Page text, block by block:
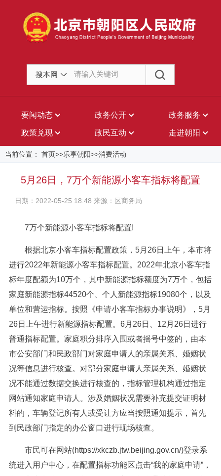
搜本网
要闻动态 政务公开 政务服务
政策兑现 政民互动 走进朝阳
当前位置： 首页>>乐享朝阳>>消费活动
5月26日，7万个新能源小客车指标将配置
日期：2022-05-25 18:48 来源：区商务局
7万个新能源小客车指标将配置!
根据北京小客车指标配置政策，5月26日上午，本市将
进行2022年新能源小客车指标配置。2022年北京小客车指
标年度配额为10万个，其中新能源指标额度为7万个，包括
家庭新能源指标44520个、个人新能源指标19080个，以及
单位和营运指标。按照《申请小客车指标办事说明》，5月
26日上午进行新能源指标配置。6月26日、12月26日进行
普通指标配置。家庭积分排序入围或者摇号中签的，由本
市公安部门和民政部门对家庭申请人的亲属关系、婚姻状
况等信息进行核查。对部分家庭申请人亲属关系、婚姻状
况不能通过数据交换进行核查的，指标管理机构通过指定
网站通知家庭申请人。涉及婚姻状况需要补充提交证明材
料的，车辆登记所有人或受让方应当按照通知提示，首先
到民政部门指定的办公窗口进行现场核查。
市民可在网站(https://xkczb.jtw.beijing.gov.cn/)登录系
统进入用户中心，在配置指标功能区点击“我的家庭申请”，